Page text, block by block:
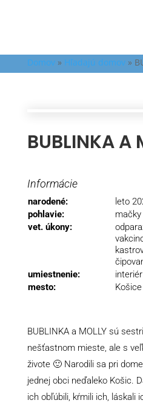
Domov» Hľadajú domov»
BUBLINKA A
Informácie
narodené:
leto
pohlavie:
mačky
vet. úkony:
umiestnenie:
interiér
mesto:
Košice
BUBLINKA a MOLLY sú
nešťastnom mieste, ale s
živote 🙂 Narodili sa pri
jednej obci neďaleko Košic.
ich obľúbili, kŕmili ich, láskali